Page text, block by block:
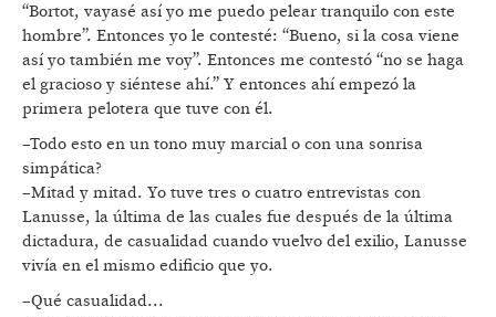
“Bortot, vayasé así yo me puedo pelear tranquilo con este
hombre”. Entonces yo le contesté: “Bueno, si la cosa viene
así yo también me voy”. Entonces me contestó “no se haga
el gracioso y siéntese ahí.” Y entonces ahí empezó la
primera pelotera que tuve con él.
–Todo esto en un tono muy marcial o con una sonrisa
simpática?
–Mitad y mitad. Yo tuve tres o cuatro entrevistas con
Lanusse, la última de las cuales fue después de la última
dictadura, de casualidad cuando vuelvo del exilio, Lanusse
vivía en el mismo edificio que yo.
–Qué casualidad...